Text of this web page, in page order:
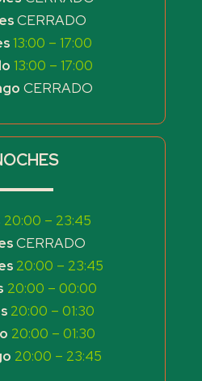
CERRADO
13:00 – 17:00
13:00 – 17:00
CERRADO
20:00 – 23:45
CERRADO
20:00 – 23:45
20:00 – 00:00
20:00 – 01:30
20:00 – 01:30
20:00 – 23:45